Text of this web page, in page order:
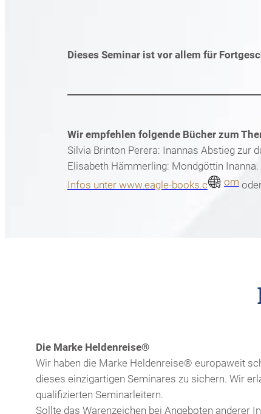
Dieses Seminar ist vor allem für
Wir empfehlen folgende Bücher zum
Silvia Brinton Perera: Inannas Abstieg zur
Elisabeth Hämmerling: Mondgöttin
Infos unter www.eagle-books.c
om
Die Marke Heldenreise®
Wir haben die Marke Heldenreise® europaweit
dieses einzigartigen Seminares zu sichern. Wir
qualifizierten Seminarleitern.
Sollte das Warenzeichen bei Angeboten anderer